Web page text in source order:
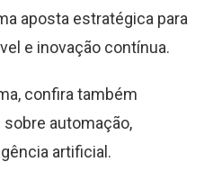
aposta estratégica para
e inovação contínua.
confira também
automação,
artificial.